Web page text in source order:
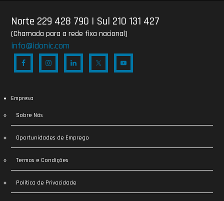
Norte 229 428 790 | Sul 210 131 427
(Chamada para a rede fixa nacional)
info@idonic.com
Empresa
Sobre Nós
Oportunidades de Emprego
Termos e Condições
Política de Privacidade